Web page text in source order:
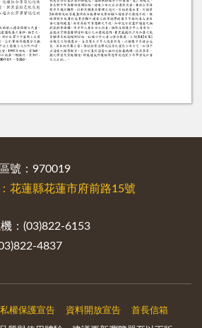
號：970019
花蓮縣花蓮市府前路15號
：(03)822-6153
4837
權保護宣告 資料開放宣告 首長信箱